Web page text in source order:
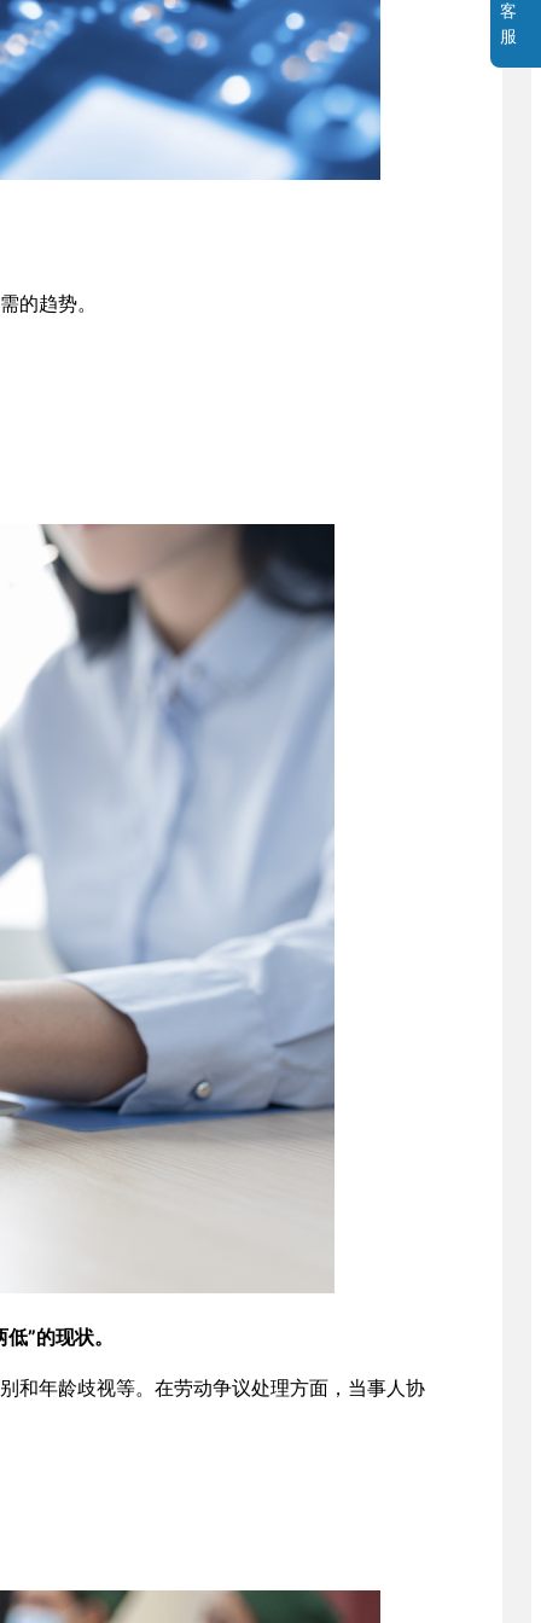
的趋势。
”的现状。
和年龄歧视等。在劳动争议处理方面，当事人协
客
服